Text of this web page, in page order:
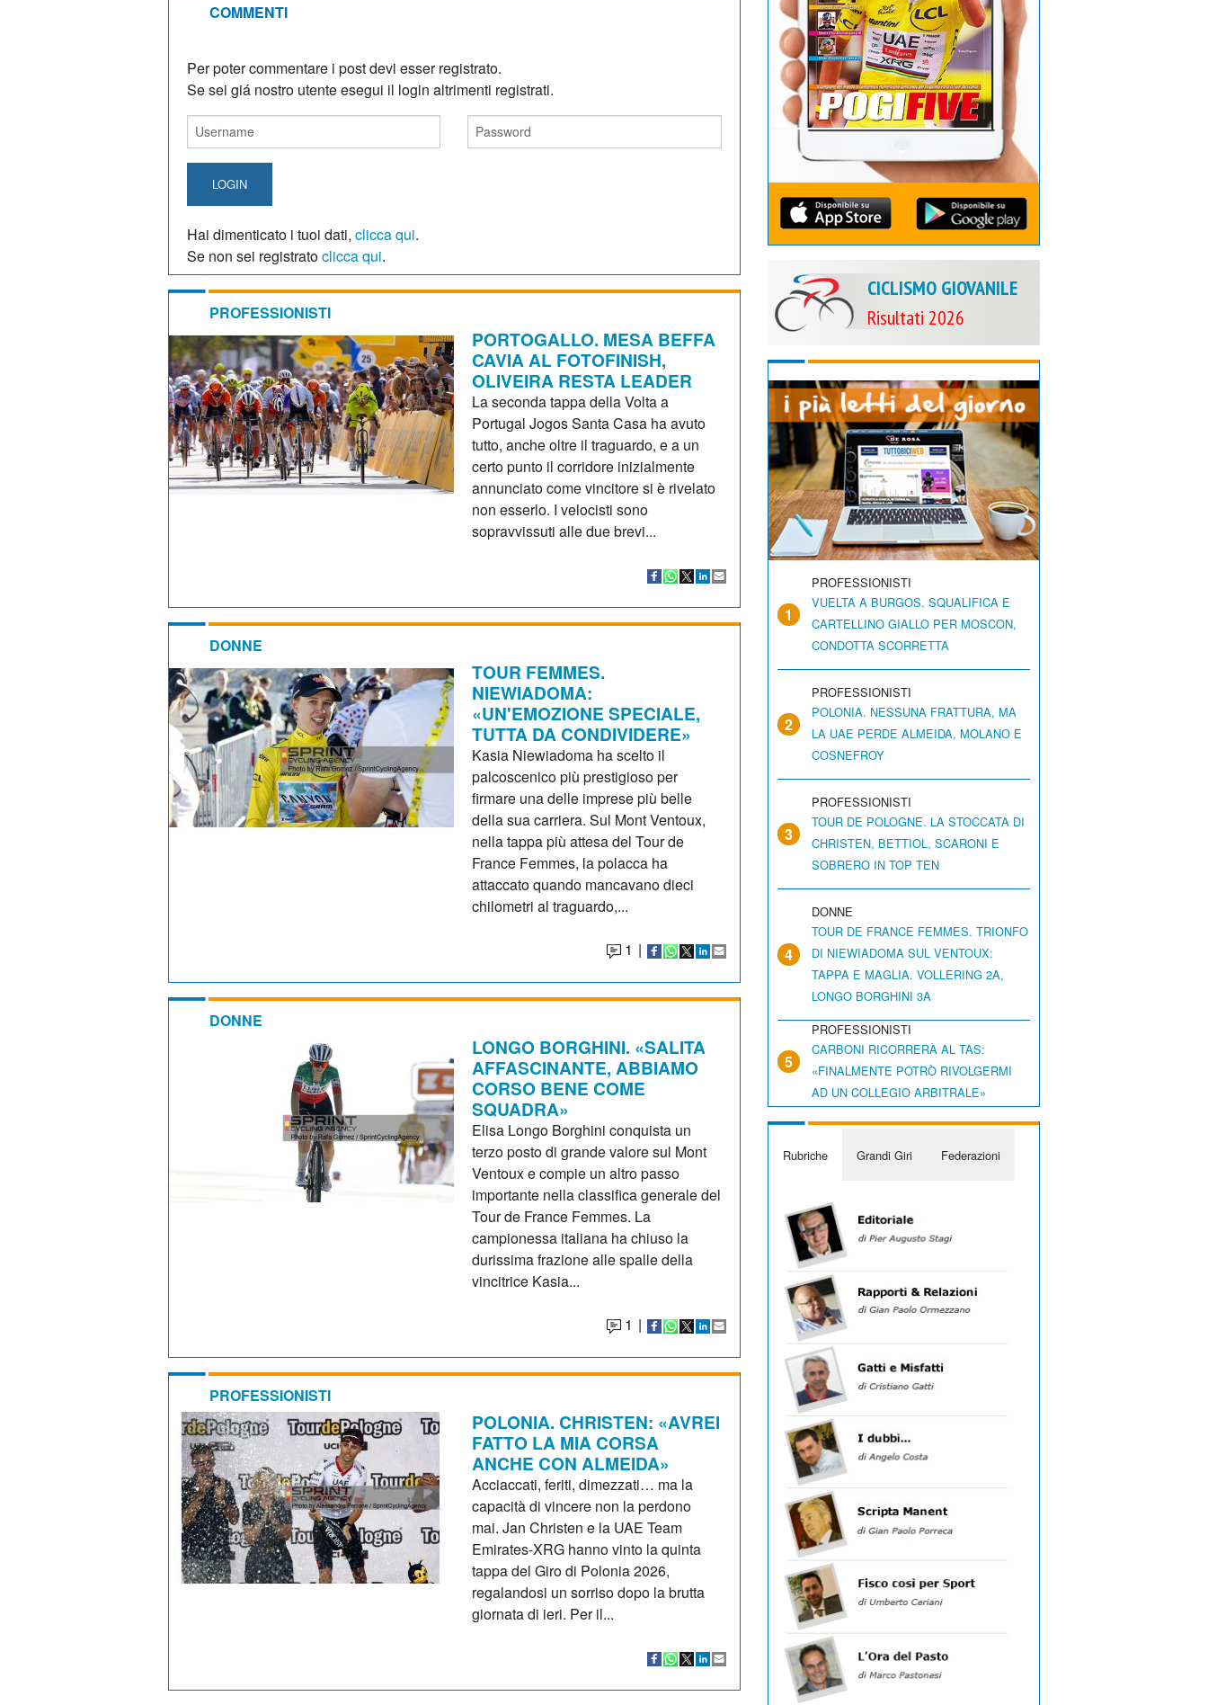
COMMENTI
Per poter commentare i post devi esser registrato.
Se sei giá nostro utente esegui il login altrimenti registrati.
LOGIN
Hai dimenticato i tuoi dati, clicca qui.
Se non sei registratoclicca qui.
PROFESSIONISTI
PORTOGALLO. MESA BEFFA
CAVIA AL FOTOFINISH,
OLIVEIRA RESTA LEADER
La seconda tappa della Volta a
Portugal Jogos Santa Casa ha avuto
tutto, anche oltre il traguardo, e a un
certo punto il corridore inizialmente
annunciato come vincitore si è rivelato
non esserlo. I velocisti sono
sopravvissuti alle due brevi...
DONNE
TOUR FEMMES.
NIEWIADOMA:
«UN'EMOZIONE SPECIALE,
TUTTA DA CONDIVIDERE»
Kasia Niewiadoma ha scelto il
palcoscenico più prestigioso per
firmare una delle imprese più belle
della sua carriera. Sul Mont Ventoux,
nella tappa più attesa del Tour de
France Femmes, la polacca ha
attaccato quando mancavano dieci
chilometri al traguardo,...
1 |
DONNE
LONGO BORGHINI. «SALITA
AFFASCINANTE, ABBIAMO
CORSO BENE COME
SQUADRA»
Elisa Longo Borghini conquista un
terzo posto di grande valore sul Mont
Ventoux e compie un altro passo
importante nella classifica generale del
Tour de France Femmes. La
campionessa italiana ha chiuso la
durissima frazione alle spalle della
vincitrice Kasia...
1 |
PROFESSIONISTI
POLONIA. CHRISTEN: «AVREI
FATTO LA MIA CORSA
ANCHE CON ALMEIDA»
Acciaccati, feriti, dimezzati… ma la
capacità di vincere non la perdono
mai. Jan Christen e la UAE Team
Emirates-XRG hanno vinto la quinta
tappa del Giro di Polonia 2026,
regalandosi un sorriso dopo la brutta
giornata di ieri. Per il...
CICLISMO GIOVANILE
Risultati 2026
1
PROFESSIONISTI
VUELTA A BURGOS. SQUALIFICA E
CARTELLINO GIALLO PER MOSCON,
CONDOTTA SCORRETTA
2
PROFESSIONISTI
POLONIA. NESSUNA FRATTURA, MA
LA UAE PERDE ALMEIDA, MOLANO E
COSNEFROY
3
PROFESSIONISTI
TOUR DE POLOGNE. LA STOCCATA DI
CHRISTEN, BETTIOL, SCARONI E
SOBRERO IN TOP TEN
4
DONNE
TOUR DE FRANCE FEMMES. TRIONFO
DI NIEWIADOMA SUL VENTOUX:
TAPPA E MAGLIA. VOLLERING 2A,
LONGO BORGHINI 3A
5
PROFESSIONISTI
CARBONI RICORRERÀ AL TAS:
«FINALMENTE POTRÒ RIVOLGERMI
AD UN COLLEGIO ARBITRALE»
Rubriche Grandi Giri Federazioni